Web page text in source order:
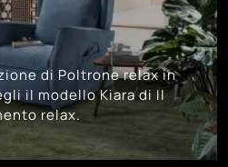
di Poltrone relax in
il modello Kiara di Il
relax.